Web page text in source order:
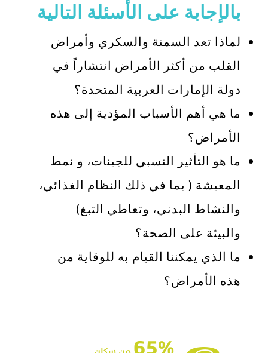
بالإجابة على الأسئلة التالية
لماذا تعد السمنة والسكري وأمراض
القلب من أكثر الأمراض انتشاراً في
دولة الإمارات العربية المتحدة؟
ما هي أهم الأسباب المؤدية إلى هذه
الأمراض؟
ما هو التأثير النسبي للجينات، و نمط
المعيشة ( بما في ذلك النظام الغذائي،
والنشاط البدني، وتعاطي التبغ)
والبيئة على الصحة؟
ما الذي يمكننا القيام به للوقاية من
هذه الأمراض؟